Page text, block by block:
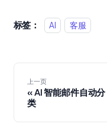
标签： AI 客服
上一页
AI 智能邮件自动分
类